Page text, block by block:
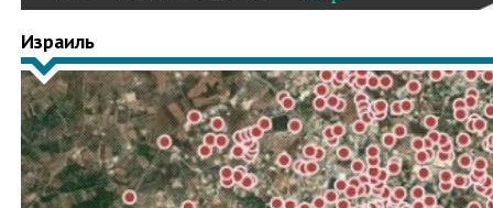
Израиль